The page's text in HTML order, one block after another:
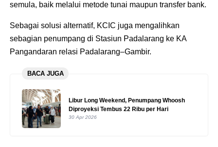
semula, baik melalui metode tunai maupun transfer bank.
Sebagai solusi alternatif, KCIC juga mengalihkan
sebagian penumpang di Stasiun Padalarang ke KA
Pangandaran relasi Padalarang–Gambir.
BACA JUGA
Libur Long Weekend, Penumpang Whoosh
Diproyeksi Tembus 22 Ribu per Hari
30 Apr 2026